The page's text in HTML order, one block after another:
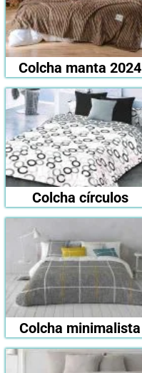
Colcha manta 2024
Colcha círculos
Colcha minimalista